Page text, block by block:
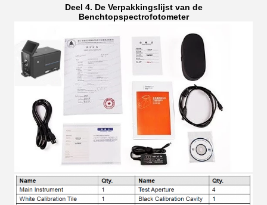
Deel 4. De Verpakkingslijst van de
Benchtopspectrofotometer